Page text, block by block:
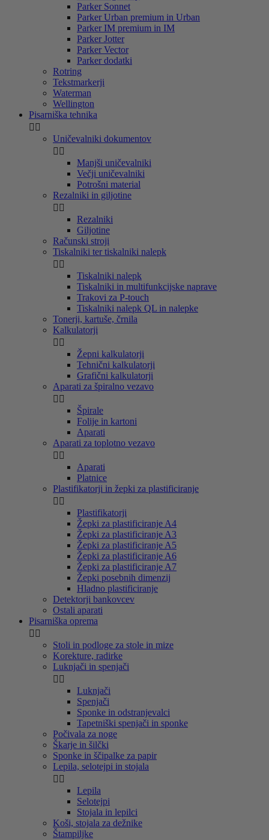
Parker Sonnet
Parker Urban premium in Urban
Parker IM premium in IM
Parker Jotter
Parker Vector
Parker dodatki
Rotring
Tekstmarkerji
Waterman
Wellington
Pisarniška tehnika
 
Uničevalniki dokumentov
 
Manjši uničevalniki
Večji uničevalniki
Potrošni material
Rezalniki in giljotine
 
Rezalniki
Giljotine
Računski stroji
Tiskalniki ter tiskalniki nalepk
 
Tiskalniki nalepk
Tiskalniki in multifunkcijske naprave
Trakovi za P-touch
Tiskalniki nalepk QL in nalepke
Tonerji, kartuše, črnila
Kalkulatorji
 
Žepni kalkulatorji
Tehnični kalkulatorji
Grafični kalkulatorji
Aparati za špiralno vezavo
 
Špirale
Folije in kartoni
Aparati
Aparati za toplotno vezavo
 
Aparati
Platnice
Plastifikatorji in žepki za plastificiranje
 
Plastifikatorji
Žepki za plastificiranje A4
Žepki za plastificiranje A3
Žepki za plastificiranje A5
Žepki za plastificiranje A6
Žepki za plastificiranje A7
Žepki posebnih dimenzij
Hladno plastificiranje
Detektorji bankovcev
Ostali aparati
Pisarniška oprema
 
Stoli in podloge za stole in mize
Korekture, radirke
Luknjači in spenjači
 
Luknjači
Spenjači
Sponke in odstranjevalci
Tapetniški spenjači in sponke
Počivala za noge
Škarje in šilčki
Sponke in ščipalke za papir
Lepila, selotejpi in stojala
 
Lepila
Selotejpi
Stojala in lepilci
Koši, stojala za dežnike
Štampiljke